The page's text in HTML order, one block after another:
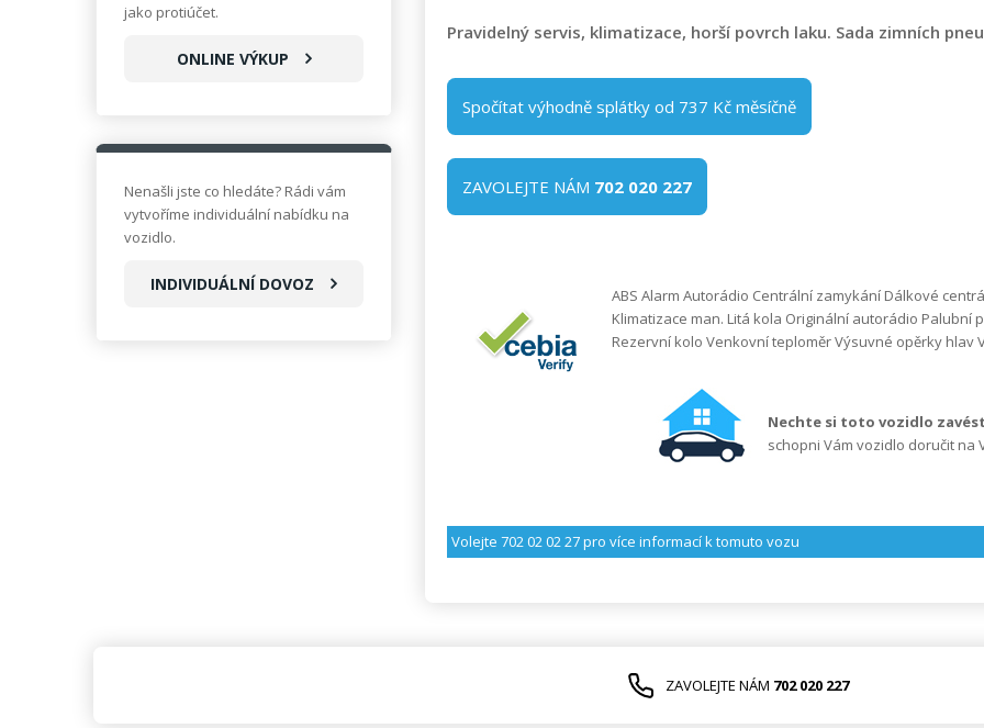
jako protiúčet.
ONLINE VÝKUP
Nenašli jste co hledáte? Rádi vám
vytvoříme individuální nabídku na
vozidlo.
INDIVIDUÁLNÍ DOVOZ
Pravidelný servis, klimatizace, horší povrch laku. Sada zimních
Spočítat výhodně splátky od 737 Kč měsíčně
ZAVOLEJTE NÁM 702 020 227
ABS Alarm Autorádio Centrální zamykání Dálkové
Klimatizace man. Litá kola Originální autorádio Palubní
Rezervní kolo Venkovní teploměr Výsuvné opěrky
Nechte si toto vozidlo
schopni Vám vozidlo doručit na
Volejte 702 02 02 27pro více informací k tomuto vozu
ZAVOLEJTE NÁM 702 020 227